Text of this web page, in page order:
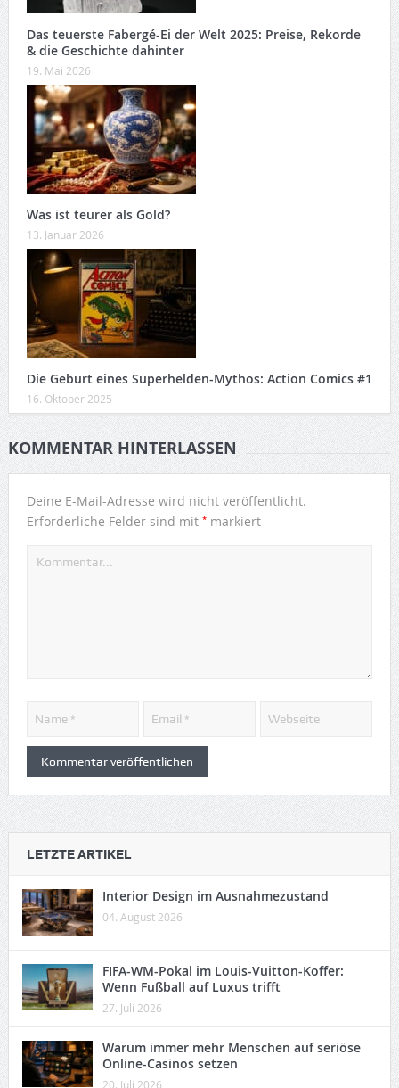
Das teuerste Fabergé-Ei der Welt 2025: Preise, Rekorde
& die Geschichte dahinter
19. Mai 2026
Was ist teurer als Gold?
13. Januar 2026
Die Geburt eines Superhelden-Mythos: Action Comics #1
16. Oktober 2025
KOMMENTAR HINTERLASSEN
Deine E-Mail-Adresse wird nicht veröffentlicht.
Erforderliche Felder sind mit *markiert
LETZTE ARTIKEL
Interior Design im Ausnahmezustand
04. August 2026
FIFA-WM-Pokal im Louis-Vuitton-Koffer:
Wenn Fußball auf Luxus trifft
27. Juli 2026
Warum immer mehr Menschen auf seriöse
Online-Casinos setzen
20. Juli 2026